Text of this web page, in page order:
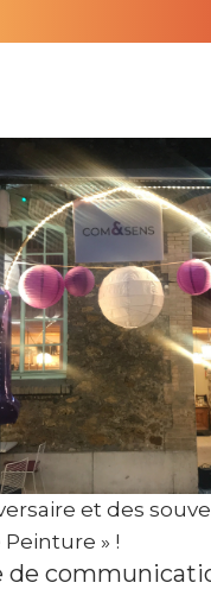
et des
Peinture » !
de